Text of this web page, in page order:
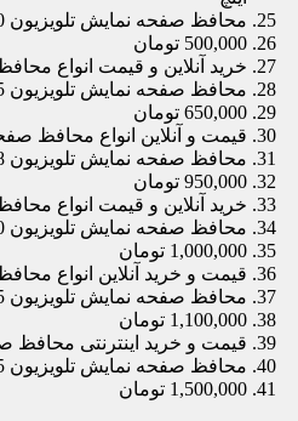
محافظ صفحه نمایش تلویزیون 50 اینچ
500,000 تومان
خرید آنلاین و قیمت انواع محافظ
محافظ صفحه نمایش تلویزیون 55 اینچ
650,000 تومان
قیمت و آنلاین انواع محافظ صفحه
محافظ صفحه نمایش تلویزیون 58 اینچ
950,000 تومان
خرید آنلاین و قیمت انواع محافظ
محافظ صفحه نمایش تلویزیون 60 اینچ
1,000,000 تومان
قیمت و خرید آنلاین انواع محافظ
محافظ صفحه نمایش تلویزیون 65 اینچ
1,100,000 تومان
قیمت و خرید اینترنتی محافظ صفحه
محافظ صفحه نمایش تلویزیون 75 اینچ
1,500,000 تومان